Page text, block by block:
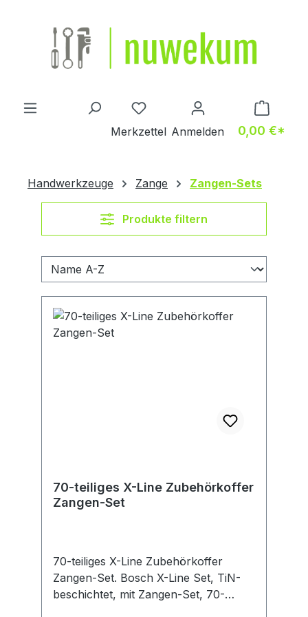
Du hast 0 Produkte auf dem
Merkzettel Anmelden 0,00 €*
Handwerkzeuge Zange Zangen-Sets
Produkte filtern
70-teiliges X-Line Zubehörkoffer
Zangen-Set
70-teiliges X-Line Zubehörkoffer
Zangen-Set. Bosch X-Line Set, TiN-
beschichtet, mit Zangen-Set, 70-